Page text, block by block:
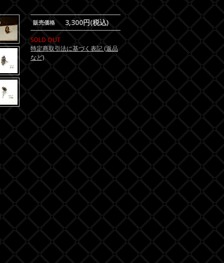
販売価格 3,300円(税込)
SOLD OUT
特定商取引法に基づく表記 (返品
など)